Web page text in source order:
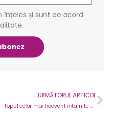
și sunt de acord
URMĂTORUL ARTICOL
Topul celor mai frecvent întâlnite maşini oferite angajaţilor din multinaţionale: Managerii de top primesc de la companie câte un Audi A4, iar specialiştii câte o Skoda Octavia